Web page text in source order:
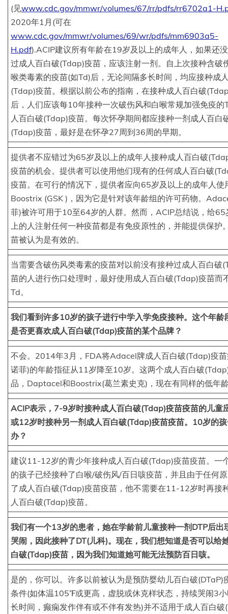
(见www.cdc.gov/mmwr/volumes/67/rr/pdfs/rr6702a1-
2020年1月(可在
www.cdc.gov/mmwr/volumes/69/wr/pdfs/mm6903a5-
H.pdf).ACIP建议所有年龄在19岁及以上的成年人，如果还
过成人百白破(Tdap)疫苗，应该注射一剂。自上次接种含破
喉类毒素的疫苗(如Td)后，无论间隔多长时间，均应接种成
(Tdap)疫苗。根据以前公布的指南，在接种成人百白破
后，人们应该每10年接种一次破伤风和白喉常规加强免疫的
人百白破(Tdap)疫苗。每次怀孕期间都应接种一剂成人百白
(Tdap)疫苗，最好是在怀孕27周到36周的早期。
提供者不应错过为65岁及以上的成年人接种成人百白破
疫苗的机会。提供者可以使用他们现有的任何成人百白破
疫苗。在可行的情况下，提供者应向65岁及以上的成年人使
Boostrix (GSK )，因为它是针对该年龄组的许可药物。
菲)被许可用于10至64岁的人群。然而，ACIP总结说，给65
上的人注射任何一种疫苗都是有免疫原性的，并能提供保护
苗被认为是有效的。
当需要含破伤风类毒素的疫苗对以前没有接种过成人百白破
苗的人进行伤口处理时，最好使用成人百白破(Tdap)疫苗而
Td。
我们看到许多10岁的孩子进行中学入学免疫接种。这个年龄
是否更喜欢成人百白破(Tdap)疫苗的某个品牌？
不会。2014年3月，FDA将Adacel牌成人百白破(Tdap)疫
诺菲)的年龄指征从11岁降至10岁。这两个成人百白破
品，Daptacel和Boostrix(葛兰素史克)，现在有同样的低年
ACIP表示，7-9岁时接种成人百白破(Tdap)疫苗疫苗的儿童
或12岁时接种另一剂成人百白破(Tdap)疫苗疫苗。10岁的
办？
建议11-12岁的青少年接种成人百白破(Tdap)疫苗疫苗。一
的孩子已经接种了白喉/破伤风/百日咳疫苗，并且由于任何
了成人百白破(Tdap)疫苗疫苗，他不需要在11-12岁时再接
人百白破(Tdap)疫苗。
我们有一个13岁的患者，她在学龄前儿童接种一剂DTP后出
哭闹，因此接种了DT(儿科)。现在，我们想知道是否可以给
白破(Tdap)疫苗，因为我们知道她可能无法预防百日咳。
是的，你可以。许多以前被认为是预防婴幼儿百白破(DTaP)
条件(如体温105℉或更高，虚脱或休克样状态，持续哭闹3
长时间，癫痫发作伴有或不伴有发热)并不适用于成人百白破